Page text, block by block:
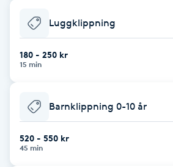
Brynplockning
Bröllopsuppsättning
C
Celluliter
Coachning
Luggklippning
180 - 250 kr
15 min
Barnklippning 0-10 år
520 - 550 kr
45 min